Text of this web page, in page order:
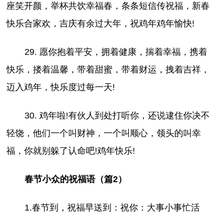
座笑开颜，举杯共饮幸福春，条条短信传祝福，新春
快乐合家欢，吉庆有余过大年，祝鸡年鸡年愉快!
29. 愿你抱着平安，拥着健康，揣着幸福，携着
快乐，搂着温馨，带着甜蜜，带着财运，拽着吉祥，
迈入鸡年，快乐度过每一天!
30. 鸡年啦!有伙人到处打听你，还说逮住你决不
轻饶，他们一个叫财神，一个叫顺心，领头的叫幸
福，你就别躲了认命吧!鸡年快乐!
春节小众的祝福语（篇2）
1.春节到，祝福早送到：祝你：大事小事忙活